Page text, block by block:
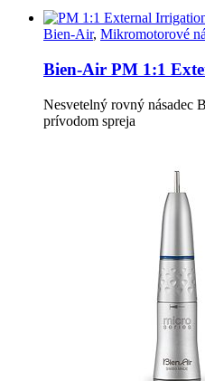
Bien-Air, Mikromotorové
Bien-Air PM 1:1
Nesvetelný rovný násadec
prívodom spreja